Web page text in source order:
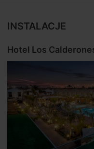
INSTALACJE
Hotel Los